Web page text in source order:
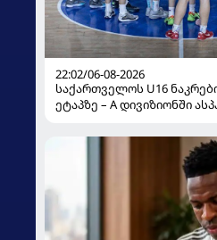
22:02/06-08-2026
საქართველოს U16
ეტაპზე – A დივიზიონში